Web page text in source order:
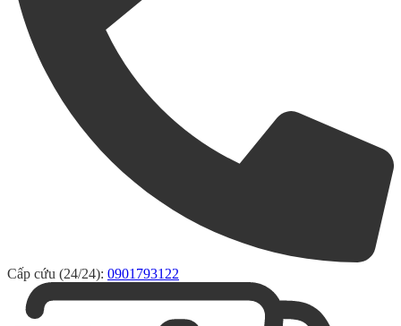
Cấp cứu (24/24): 0901793122